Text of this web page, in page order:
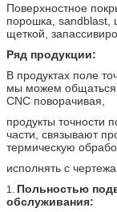
Поверхностное
порошка, sandblast,
щеткой,
Ряд продукции:
В продуктах поле
мы можем общаться
CNC поворачивая,
продукты точности
части, связывают
термическую
исполнять с
1. Польностью
обслуживания: